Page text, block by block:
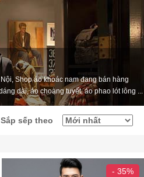
Shop áo khoác nam đang bán hàng
dài, áo choàng tuyết, áo phao lót lông ...
Sắp sếp theo
- 35%